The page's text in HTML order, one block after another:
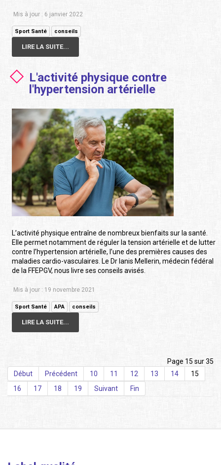
Mis à jour : 6 janvier 2022
Sport Santé conseils
LIRE LA SUITE...
L'activité physique contre
l'hypertension artérielle
L’activité physique entraîne de nombreux bienfaits sur la santé.
Elle permet notamment de réguler la tension artérielle et de lutter
contre l’hypertension artérielle, l’une des premières causes des
maladies cardio-vasculaires. Le Dr Ianis Mellerin, médecin fédéral
de la FFEPGV, nous livre ses conseils avisés.
Mis à jour : 19 novembre 2021
Sport Santé APA conseils
LIRE LA SUITE...
Page 15 sur 35
Début
Précédent 10 11 12 13 14
15
16
17 18 19 Suivant Fin